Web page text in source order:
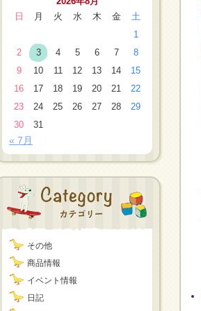
日
月 火 水 木 金
土
1
2
3 4 5 6 7
8
9
10 11 12 13 14
15
16
17 18 19 20 21
22
23
24 25 26 27 28
29
30
31
« 7月
その他
商品情報
イベント情報
日記